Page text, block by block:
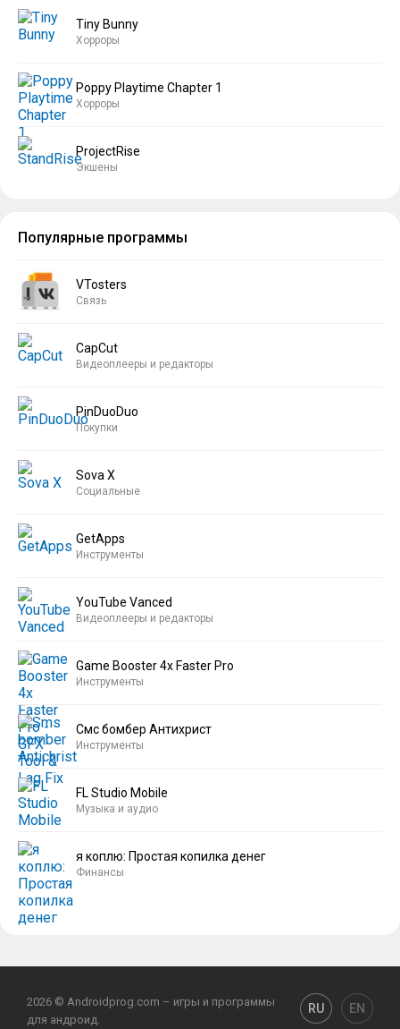
Tiny Bunny
Хорроры
Poppy Playtime Chapter 1
Хорроры
ProjectRise
Экшены
Популярные программы
VTosters
Связь
CapCut
Видеоплееры и редакторы
PinDuoDuo
Покупки
Sova X
Социальные
GetApps
Инструменты
YouTube Vanced
Видеоплееры и редакторы
Game Booster 4x Faster Pro
Инструменты
Смс бомбер Антихрист
Инструменты
FL Studio Mobile
Музыка и аудио
я коплю: Простая копилка денег
Финансы
2026 © Androidprog.com – игры и программы
для андроид.
RU EN